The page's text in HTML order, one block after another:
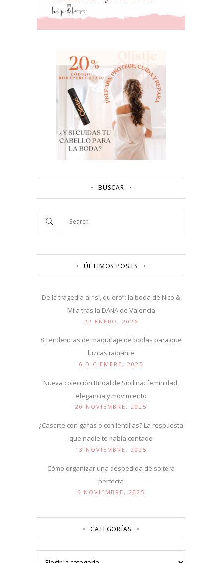
BUSCAR
ÚLTIMOS POSTS
De la tragedia al “sí, quiero”: la boda de Nico &
Mila tras la DANA de Valencia
22 ENERO, 2026
8 Tendencias de maquillaje de bodas para que
luzcas radiante
6 DICIEMBRE, 2025
Nueva colección Bridal de Sibilina: feminidad,
elegancia y movimiento
20 NOVIEMBRE, 2025
¿Casarte con gafas o con lentillas? La respuesta
que nadie te había contado
13 NOVIEMBRE, 2025
Cómo organizar una despedida de soltera
perfecta
6 NOVIEMBRE, 2025
CATEGORÍAS